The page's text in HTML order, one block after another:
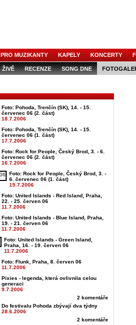
PRO MUZIKANTY KAPELY KONCERTY
ŽIVĚ RECENZE SONG DNE
Foto: Pohoda, Trenčín (SK), 14. - 15.
červenec 06 (2. část)
18.7.2006
Foto: Pohoda, Trenčín (SK), 14. - 15.
červenec 06 (1. část)
17.7.2006
Foto: Rock for People, Český Brod, 3. - 6.
červenec 06 (2. část)
16.7.2006
Foto: Rock for People, Český Brod, 3. -
6. červenec 06 (1. část)
15.7.2006
Foto: United Islands - Red Island, Praha,
22. - 25. červen 06
11.7.2006
Foto: United Islands - Blue Island, Praha,
19. - 21. červen 06
11.7.2006
Foto: United Islands - Green Island,
Praha, 16. - 19. červen 06
11.7.2006
Foto: Flunk, Praha, 8. červen 06
11.7.2006
Pixies - legenda, která ovlivnila celou
generaci
9.7.2006
2 komentáře
Do festivalu Pohoda zbývají dva týdny
28.6.2006
2 komentáře